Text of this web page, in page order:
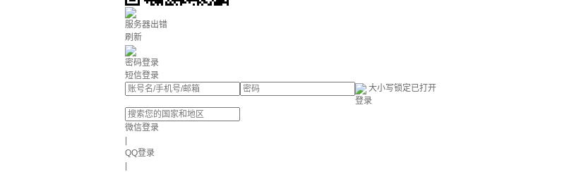
服务器出错
刷新
密码登录
短信登录
大小写锁定已打开
登录
微信登录
QQ登录